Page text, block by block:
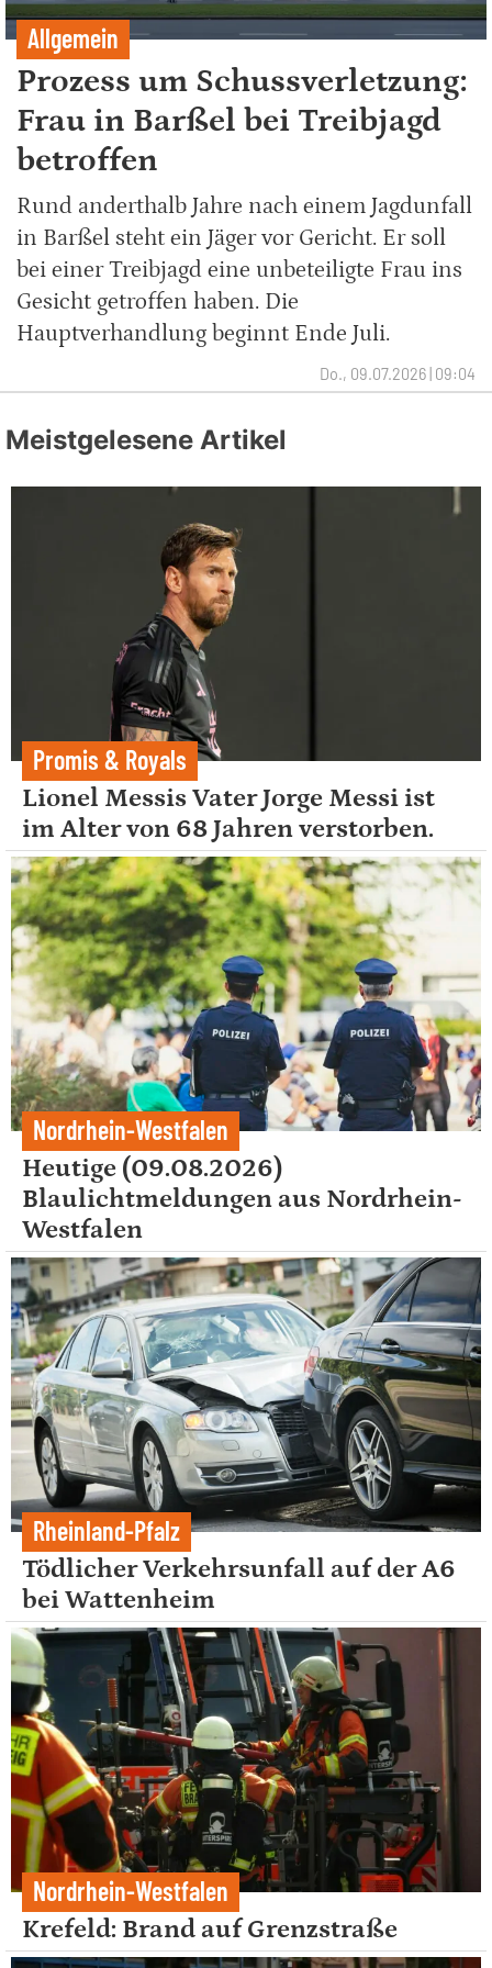
Allgemein
Prozess um Schussverletzung:
Frau in Barßel bei Treibjagd
betroffen
Rund anderthalb Jahre nach einem Jagdunfall
in Barßel steht ein Jäger vor Gericht. Er soll
bei einer Treibjagd eine unbeteiligte Frau ins
Gesicht getroffen haben. Die
Hauptverhandlung beginnt Ende Juli.
Do., 09.07.2026 | 09:04
Meistgelesene Artikel
Promis & Royals
Lionel Messis Vater Jorge Messi ist
im Alter von 68 Jahren verstorben.
Nordrhein-Westfalen
Heutige (09.08.2026)
Blaulichtmeldungen aus Nordrhein-
Westfalen
Rheinland-Pfalz
Tödlicher Verkehrsunfall auf der A6
bei Wattenheim
Nordrhein-Westfalen
Krefeld: Brand auf Grenzstraße